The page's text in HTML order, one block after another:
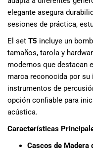
elegante asegura
sesiones de práctica,
El set T5 incluye un
tamaños, tarola y
modernos que destacan
marca reconocida por
instrumentos de
opción confiable para
acústica.
Características
Cascos de Madera